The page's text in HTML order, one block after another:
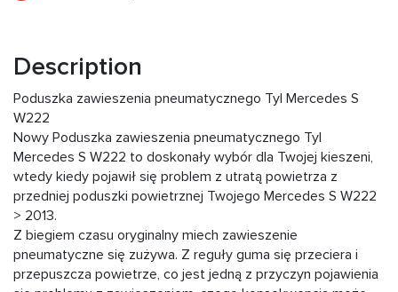
Description
Poduszka zawieszenia pneumatycznego Tyl Mercedes S
W222
Nowy Poduszka zawieszenia pneumatycznego Tyl
Mercedes S W222 to doskonały wybór dla Twojej kieszeni,
wtedy kiedy pojawił się problem z utratą powietrza z
przedniej poduszki powietrznej Twojego Mercedes S W222
> 2013.
Z biegiem czasu oryginalny miech zawieszenie
pneumatyczne się zużywa. Z reguły guma się przeciera i
przepuszcza powietrze, co jest jedną z przyczyn pojawienia